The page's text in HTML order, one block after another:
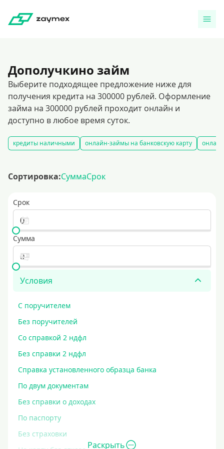
Дополучкино займ
Выберите подходящее предложение ниже для
получения кредита на 300000 рублей. Оформление
займа на 300000 рублей проходит онлайн и
доступно в любое время суток.
кредиты наличными онлайн-займы на банковскую карту
Сортировка:СуммаСрок
Срок
Сумма
Условия
С поручителем
Без поручителей
Со справкой 2 ндфл
Без справки 2 ндфл
Справка установленного образца банка
По двум документам
Без справки о доходах
По паспорту
Без страховки
Раскрыть